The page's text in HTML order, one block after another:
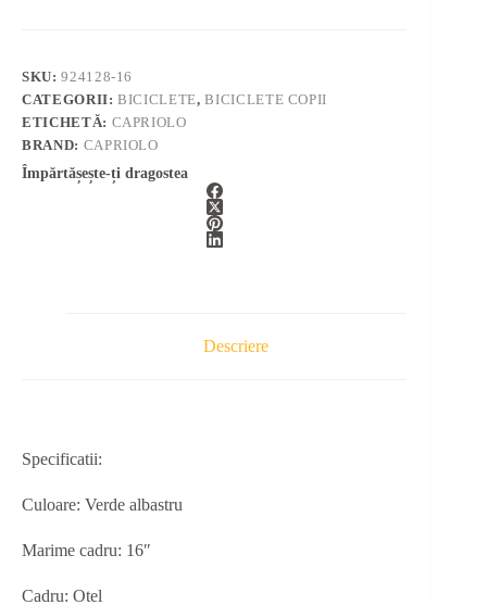
SKU:924128-16
CATEGORII:BICICLETE,BICICLETE COPII
ETICHETĂ: CAPRIOLO
BRAND: CAPRIOLO
Împărtășește-ți dragostea
Descriere
Specificatii:
Culoare: Verde albastru
Marime cadru: 16″
Cadru: Otel